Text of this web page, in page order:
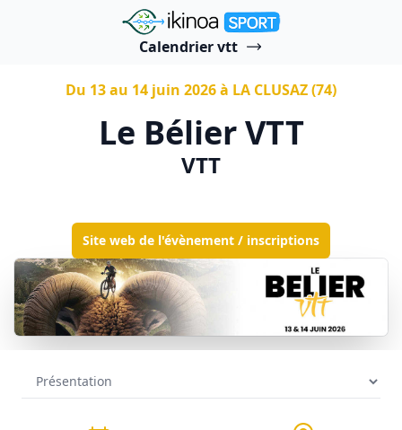
"Ikinoa Sport"
Calendrier vtt
Du 13 au 14 juin 2026 à LA CLUSAZ (74)
Le Bélier VTT
VTT
Site web de l'évènement / inscriptions